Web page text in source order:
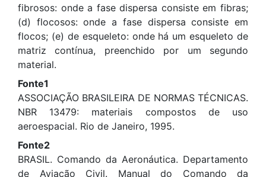
fibrosos: onde a fase dispersa consiste em fibras;
(d) flocosos: onde a fase dispersa consiste em
flocos; (e) de esqueleto: onde há um esqueleto de
matriz contínua, preenchido por um segundo
material.
Fonte1
ASSOCIAÇÃO BRASILEIRA DE NORMAS TÉCNICAS.
NBR 13479: materiais compostos de uso
aeroespacial. Rio de Janeiro, 1995.
Fonte2
BRASIL. Comando da Aeronáutica. Departamento
de Aviação Civil. Manual do Comando da